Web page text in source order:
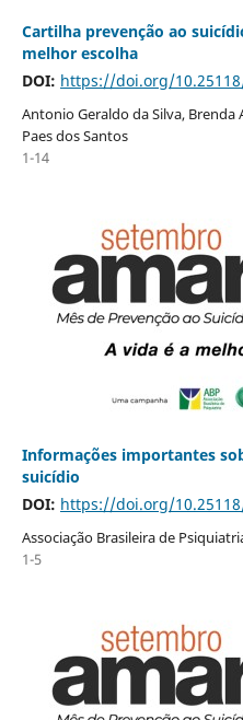
Cartilha prevenção ao
melhor escolha
DOI: https://doi.org/
Antonio Geraldo da Silva, Brenda
Paes dos Santos
1-14
Informações importantes
suicídio
DOI: https://doi.org/
Associação Brasileira de
1-5